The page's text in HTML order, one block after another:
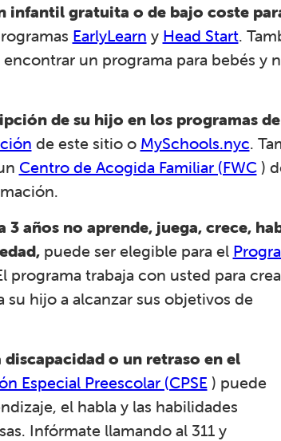
infantil gratuita o de bajo coste
EarlyLearn y Head Start.
encontrar un programa para bebés y
de su hijo en los programas
de este sitio o MySchools.nyc.
Centro de Acogida Familiar (FWC)
3 años no aprende, juega, crece,
puede ser elegible para el
programa trabaja con usted para
su hijo a alcanzar sus objetivos de
discapacidad o un retraso en el
Especial Preescolar (CPSE) puede
el habla y las habilidades
Infórmate llamando al 311 y